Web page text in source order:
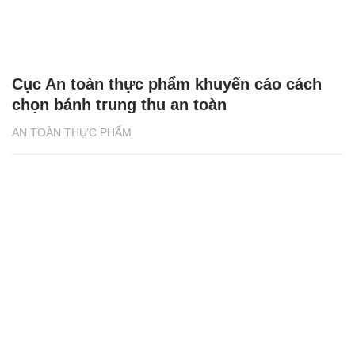
AN TOÀN THỰC PHẨM
Cục An toàn thực phẩm khuyến cáo cách
chọn bánh trung thu an toàn